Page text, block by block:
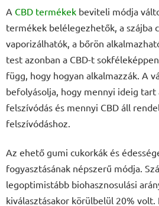
A CBD termékek beviteli módja
termékek belélegezhetők, a szájba
vaporizálhatók, a bőrön
test azonban a CBD-t
függ, hogy hogyan alkalmazzák. A
befolyásolja, hogy mennyi ideig
felszívódás és mennyi CBD áll
felszívódáshoz.
Az ehető gumi cukorkák és
fogyasztásának népszerű módja.
legoptimistább biohasznosulási
kiválasztásakor körülbelül 20%